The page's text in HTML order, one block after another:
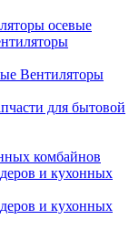
осевые
Вентиляторы
для бытовой
комбайнов
и кухонных
и кухонных